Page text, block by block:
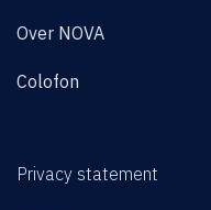
Over NOVA
Colofon
Privacy statement